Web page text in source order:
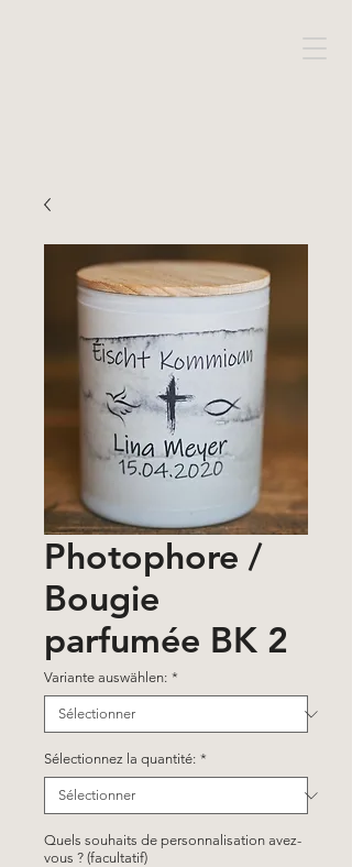
Photophore /
Bougie
parfumée BK 2
Variante auswählen: *
Sélectionnez la quantité: *
Quels souhaits de personnalisation avez-
vous ? (facultatif)